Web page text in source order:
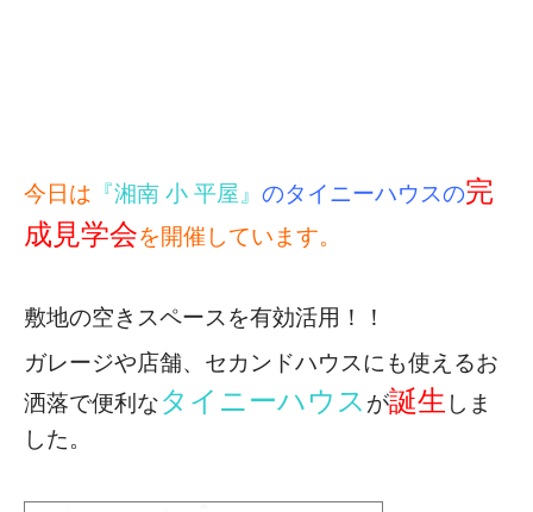
今日は 『湘南 小 平屋』 のタイニーハウスの完
成見学会を開催しています。
敷地の空きスペースを有効活用！！
ガレージや店舗、セカンドハウスにも使えるお
洒落で便利なタイニーハウス が誕生 しま
した。